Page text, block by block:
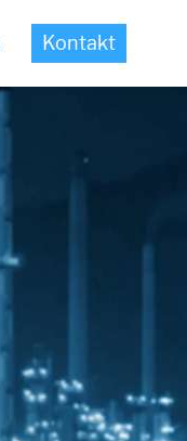
Kontakt